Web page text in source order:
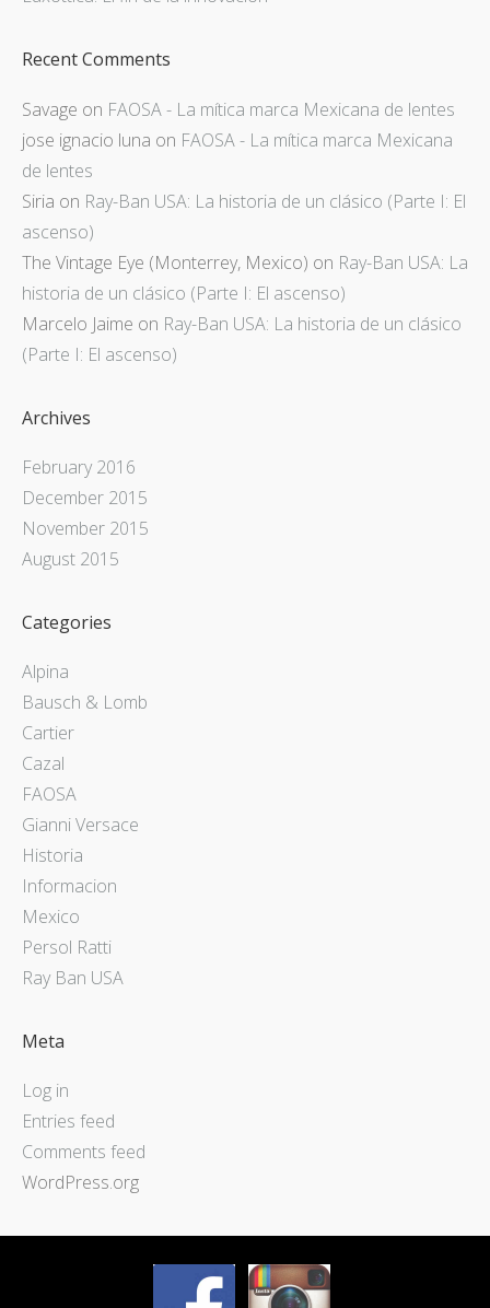
Recent Comments
Savage on FAOSA - La mítica marca Mexicana de lentes
jose ignacio luna on FAOSA - La mítica marca Mexicana
de lentes
Siria on Ray-Ban USA: La historia de un clásico (Parte I: El
ascenso)
The Vintage Eye (Monterrey, Mexico) on Ray-Ban USA: La
historia de un clásico (Parte I: El ascenso)
Marcelo Jaime on Ray-Ban USA: La historia de un clásico
(Parte I: El ascenso)
Archives
February 2016
December 2015
November 2015
August 2015
Categories
Alpina
Bausch & Lomb
Cartier
Cazal
FAOSA
Gianni Versace
Historia
Informacion
Mexico
Persol Ratti
Ray Ban USA
Meta
Log in
Entries feed
Comments feed
WordPress.org